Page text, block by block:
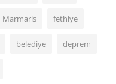
Marmaris fethiye
belediye deprem